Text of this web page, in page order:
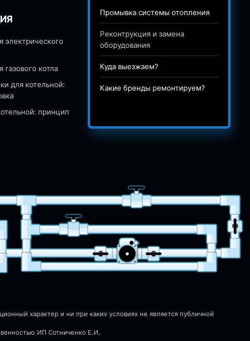
электрического
газового котла
для котельной:
принцип
Промывка системы отопления
Реконтрукция и замена
оборудования
Куда выезжаем?
Какие бренды ремонтируем?
характер и ни при каких условиях не является публичной
ИП Сотниченко Е.И.